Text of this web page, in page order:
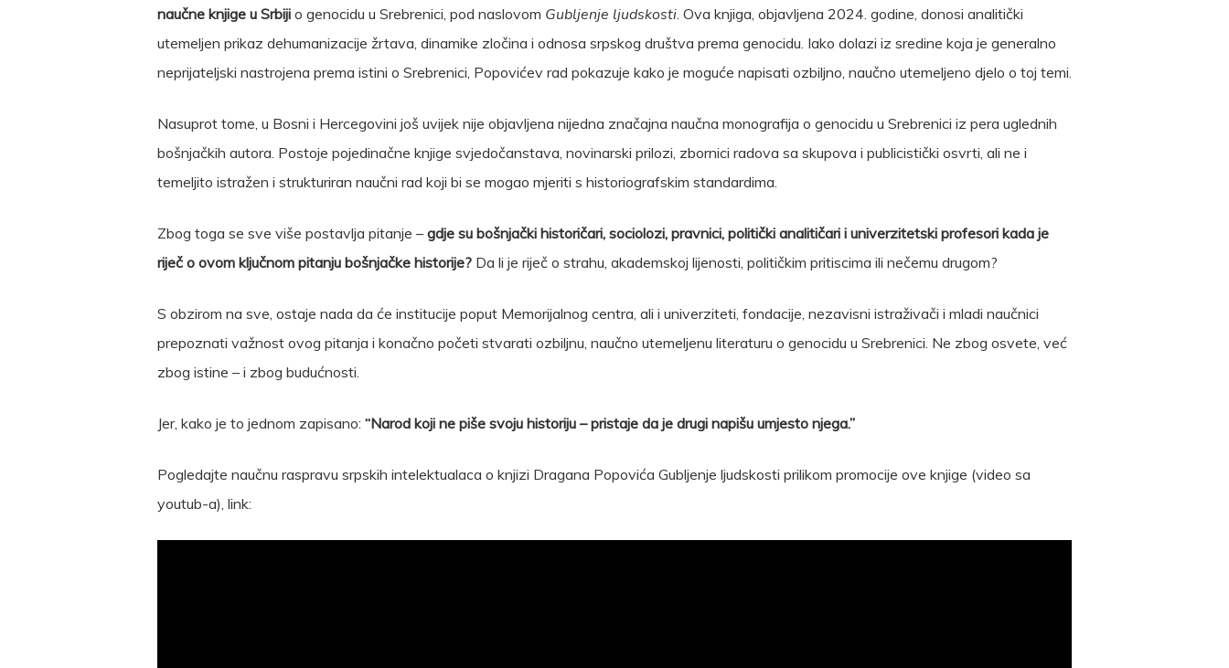
naučne knjige u Srbiji o genocidu u Srebrenici, pod naslovom Gubljenje ljudskosti. Ova knjiga, objavljena 2024. godine, donosi analitički
utemeljen prikaz dehumanizacije žrtava, dinamike zločina i odnosa srpskog društva prema genocidu. Iako dolazi iz sredine koja je generalno
neprijateljski nastrojena prema istini o Srebrenici, Popovićev rad pokazuje kako je moguće napisati ozbiljno, naučno utemeljeno djelo o toj temi.
Nasuprot tome, u Bosni i Hercegovini još uvijek nije objavljena nijedna značajna naučna monografija o genocidu u Srebrenici iz pera uglednih
bošnjačkih autora. Postoje pojedinačne knjige svjedočanstava, novinarski prilozi, zbornici radova sa skupova i publicistički osvrti, ali ne i
temeljito istražen i strukturiran naučni rad koji bi se mogao mjeriti s historiografskim standardima.
Zbog toga se sve više postavlja pitanje – gdje su bošnjački historičari, sociolozi, pravnici, politički analitičari i univerzitetski profesori kada je
riječ o ovom ključnom pitanju bošnjačke historije? Da li je riječ o strahu, akademskoj lijenosti, političkim pritiscima ili nečemu drugom?
S obzirom na sve, ostaje nada da će institucije poput Memorijalnog centra, ali i univerziteti, fondacije, nezavisni istraživači i mladi naučnici
prepoznati važnost ovog pitanja i konačno početi stvarati ozbiljnu, naučno utemeljenu literaturu o genocidu u Srebrenici. Ne zbog osvete, već
zbog istine – i zbog budućnosti.
Jer, kako je to jednom zapisano: “Narod koji ne piše svoju historiju – pristaje da je drugi napišu umjesto njega.”
Pogledajte naučnu raspravu srpskih intelektualaca o knjizi Dragana Popovića Gubljenje ljudskosti prilikom promocije ove knjige (video sa
youtub-a), link: